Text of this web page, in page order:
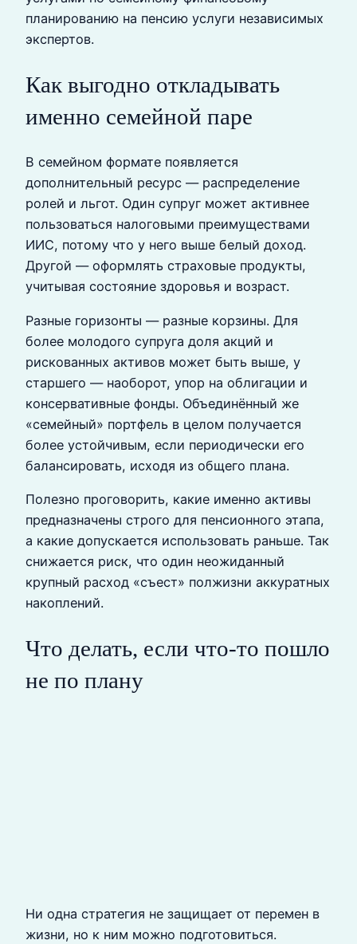
планированию на пенсию услуги независимых
экспертов.
Как выгодно откладывать
именно семейной паре
В семейном формате появляется
дополнительный ресурс — распределение
ролей и льгот. Один супруг может активнее
пользоваться налоговыми преимуществами
ИИС, потому что у него выше белый доход.
Другой — оформлять страховые продукты,
учитывая состояние здоровья и возраст.
Разные горизонты — разные корзины. Для
более молодого супруга доля акций и
рискованных активов может быть выше, у
старшего — наоборот, упор на облигации и
консервативные фонды. Объединённый же
«семейный» портфель в целом получается
более устойчивым, если периодически его
балансировать, исходя из общего плана.
Полезно проговорить, какие именно активы
предназначены строго для пенсионного этапа,
а какие допускается использовать раньше. Так
снижается риск, что один неожиданный
крупный расход «съест» полжизни аккуратных
накоплений.
Что делать, если что-то пошло
не по плану
Ни одна стратегия не защищает от перемен в
жизни, но к ним можно подготовиться.